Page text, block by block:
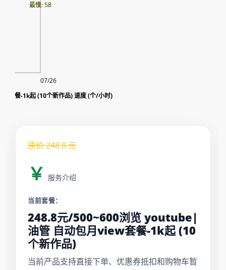
套餐-1k起 (10个新作品) 速度 (个/小时)
07/26
最慢: 58
最快: 58
原价248.8元
￥ 服务介绍
当前套餐：
248.8元/500~600浏览 youtube|
油管 自动包月view套餐-1k起 (10
个新作品)
当前产品支持直接下单、优惠券抵扣和购物车暂